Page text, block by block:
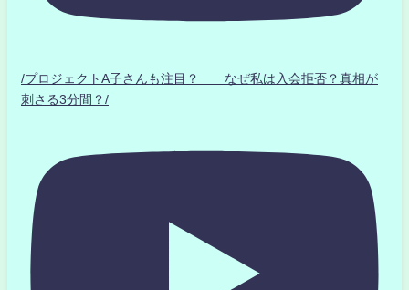
/プロジェクトA子さんも注目？ なぜ私は入会拒否？真相が
刺さる3分間？/